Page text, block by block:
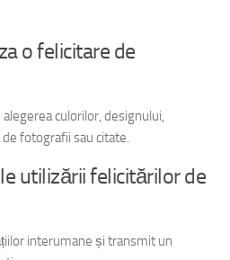
o felicitare de
culorilor, designului,
fotografii sau citate.
utilizării felicitărilor de
interumane și transmit un